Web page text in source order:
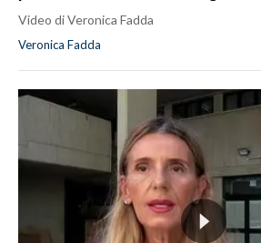
Video di Veronica Fadda
Veronica Fadda